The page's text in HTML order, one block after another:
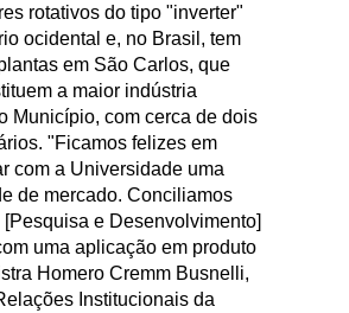
rotativos do tipo "inverter"
ocidental e, no Brasil, tem
em São Carlos, que
a maior indústria
Município, com cerca de dois
"Ficamos felizes em
com a Universidade uma
de mercado. Conciliamos
e Desenvolvimento]
uma aplicação em produto
Homero Cremm Busnelli,
Institucionais da